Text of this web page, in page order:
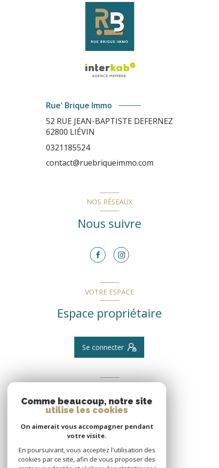
Rue' Brique Immo
52 RUE JEAN-BAPTISTE DEFERNEZ
62800 LIÉVIN
0321185524
contact@ruebriqueimmo.com
NOS RÉSEAUX
Nous suivre
VOTRE ESPACE
Espace propriétaire
Se connecter
Nous adhérons
Comme beaucoup, notre site
utilise les cookies
On aimerait vous accompagner pendant
votre visite.
En poursuivant, vous acceptez l'utilisation des
cookies par ce site, afin de vous proposer des